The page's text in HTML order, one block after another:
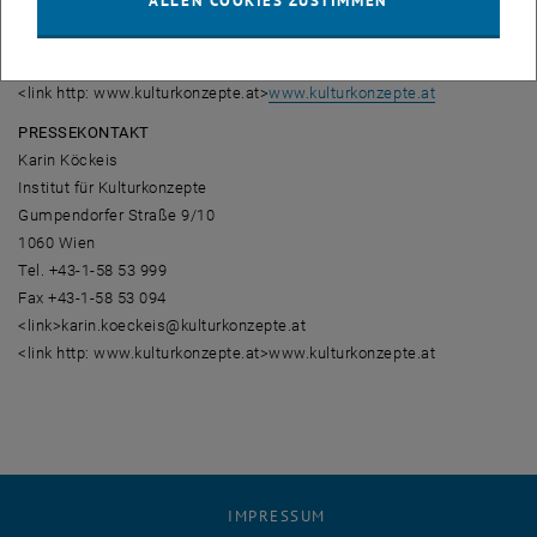
Institut für Kulturkonzepte
T 01-58 53 999
<link http: www.kulturkonzepte.at>www.kulturkonzepte.at
PRESSEKONTAKT
Karin Köckeis
Institut für Kulturkonzepte
Gumpendorfer Straße 9/10
1060 Wien
Tel. +43-1-58 53 999
Fax +43-1-58 53 094
<link>karin.koeckeis@kulturkonzepte.at
<link http: www.kulturkonzepte.at>www.kulturkonzepte.at
IMPRESSUM